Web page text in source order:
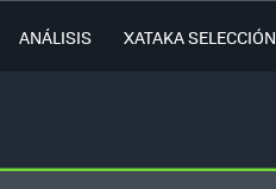
ANÁLISIS XATAKA SELECCIÓN